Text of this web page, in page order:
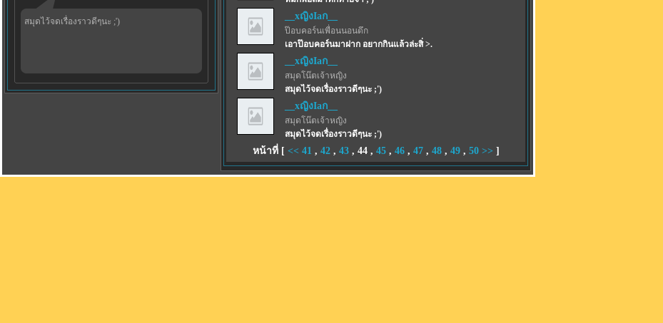
สมุดไว้จดเรื่องราวดีๆนะ ;') __xญิงIaก__
ป๊อบคอร์นเพื่อนนอนดึก
เอาป๊อบคอร์นมาฝาก อยากกินแล้วล่ะสิ่ >.
__xญิงIaก__
สมุดโน๊ตเจ้าหญิง
สมุดไว้จดเรื่องราวดีๆนะ ;')
__xญิงIaก__
สมุดโน๊ตเจ้าหญิง
สมุดไว้จดเรื่องราวดีๆนะ ;')
หน้าที่ [ << 41 , 42, 43, 44, 45, 46, 47, 48, 49, 50 >> ]